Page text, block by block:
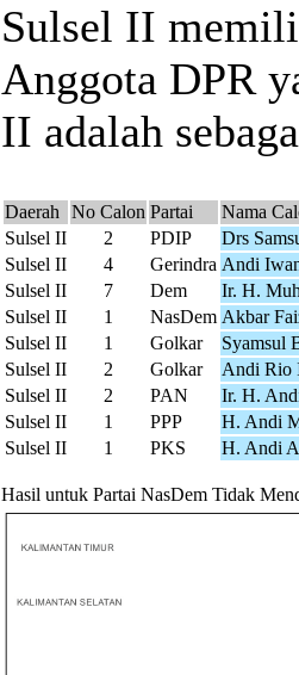
Sulsel II
Anggota DPR
II adalah
Daerah No Calon Partai
Nama
Sulsel II
2 PDIP
Drs
Sulsel II
4 Gerindra Andi
Sulsel II
7 Dem
Ir. H.
Sulsel II
1 NasDem Akbar
Sulsel II
1 Golkar
Syamsul
Sulsel II
2 Golkar
Andi Rio
Sulsel II
2 PAN
Ir. H.
Sulsel II
1 PPP
H. Andi
Sulsel II
1 PKS H. Andi
Hasil untuk Partai NasDem Tidak